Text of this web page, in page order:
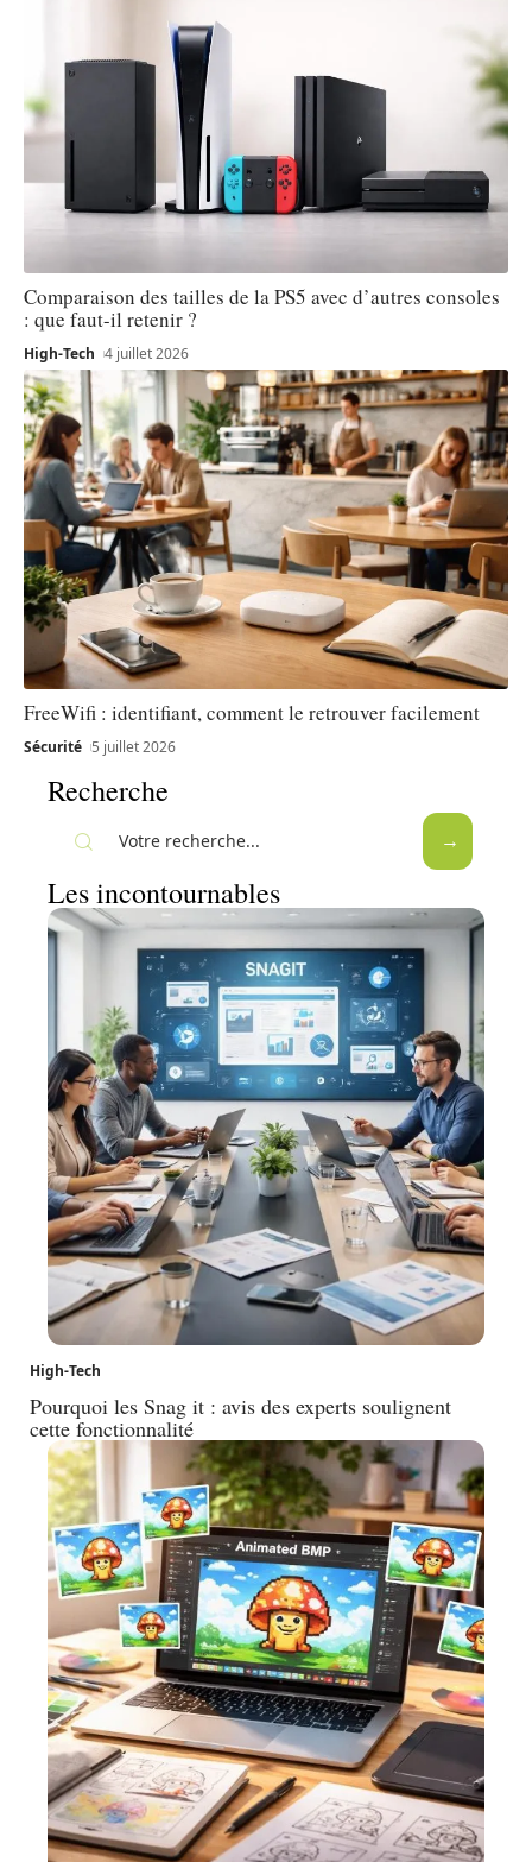
Comparaison des tailles de la PS5 avec d’autres consoles
: que faut-il retenir ?
High-Tech 4 juillet 2026
FreeWifi : identifiant, comment le retrouver facilement
Sécurité 5 juillet 2026
Recherche
Les incontournables
High-Tech
Pourquoi les Snag it : avis des experts soulignent
cette fonctionnalité